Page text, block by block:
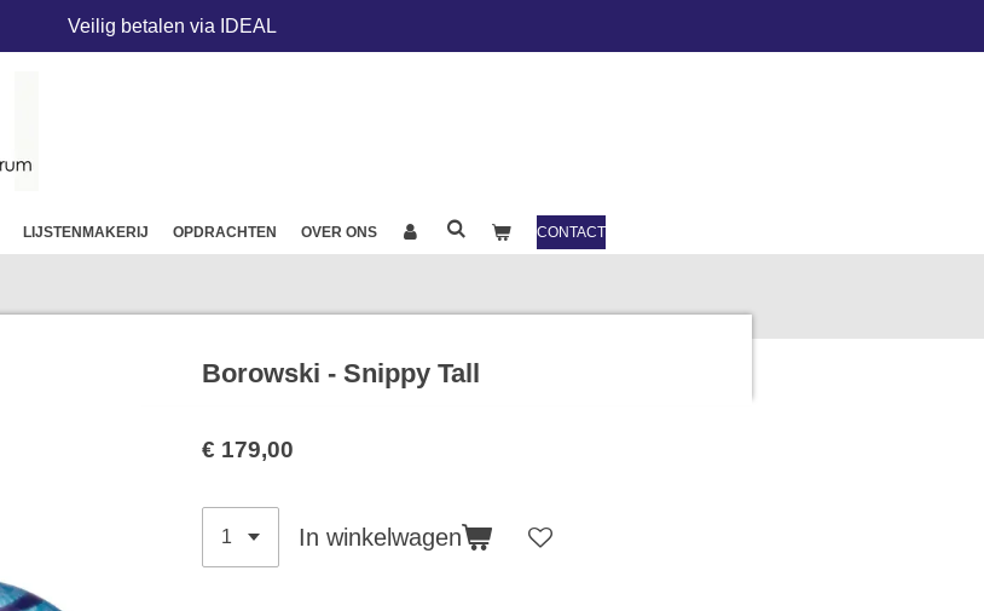
Veilig betalen via IDEAL
LIJSTENMAKERIJ OPDRACHTEN OVER ONS CONTACT
Borowski - Snippy Tall
€ 179,00
In winkelwagen